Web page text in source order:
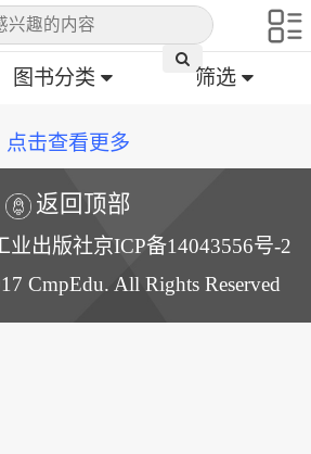
图书分类 筛选
点击查看更多
返回顶部
业出版社京ICP备14043556号-2
CmpEdu. All Rights Reserved